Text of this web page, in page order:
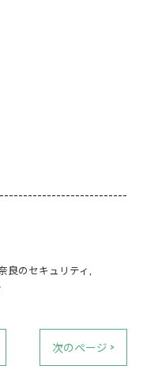
良のセキュリティ
次のページ >